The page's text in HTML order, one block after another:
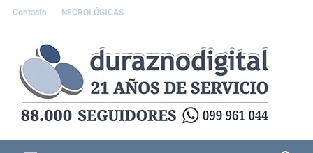
Contacto NECROLÓGICAS